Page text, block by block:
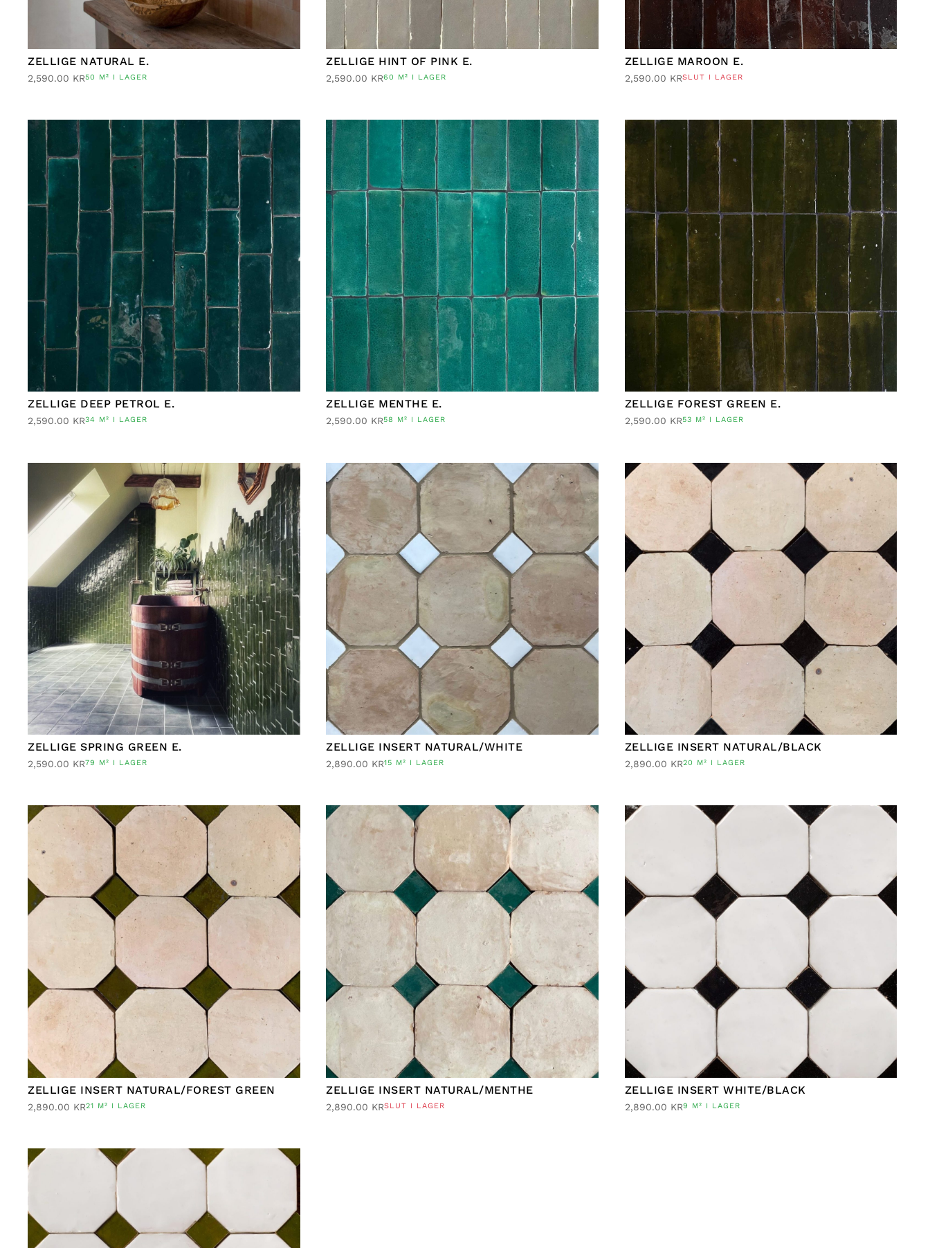
ZELLIGE NATURAL E.
2,590.00 KR50 M² I LAGER
ZELLIGE HINT OF PINK E.
2,590.00 KR60 M² I LAGER
ZELLIGE MAROON E.
2,590.00 KRSLUT I LAGER
ZELLIGE DEEP PETROL E.
2,590.00 KR34 M² I LAGER
ZELLIGE MENTHE E.
2,590.00 KR58 M² I LAGER
ZELLIGE FOREST GREEN E.
2,590.00 KR53 M² I LAGER
ZELLIGE SPRING GREEN E.
2,590.00 KR79 M² I LAGER
ZELLIGE INSERT NATURAL/WHITE
2,890.00 KR15 M² I LAGER
ZELLIGE INSERT NATURAL/BLACK
2,890.00 KR20 M² I LAGER
ZELLIGE INSERT NATURAL/FOREST GREEN
2,890.00 KR21 M² I LAGER
ZELLIGE INSERT NATURAL/MENTHE
2,890.00 KRSLUT I LAGER
ZELLIGE INSERT WHITE/BLACK
2,890.00 KR9 M² I LAGER